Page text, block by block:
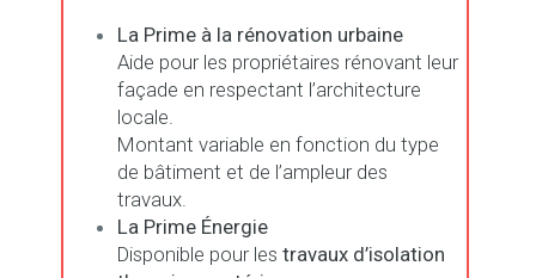
La Prime à la rénovation urbaine
Aide pour les propriétaires rénovant leur
façade en respectant l’architecture
locale.
Montant variable en fonction du type
de bâtiment et de l’ampleur des
travaux.
La Prime Énergie
Disponible pour lestravaux d’isolation